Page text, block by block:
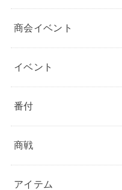
商会イベント
イベント
番付
商戦
アイテム